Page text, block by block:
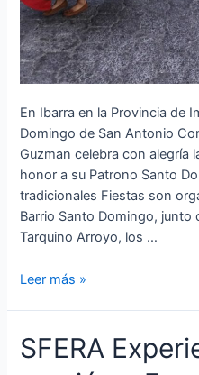
En Ibarra en la Provincia de
Domingo de San Antonio
Guzman celebra con alegría
honor a su Patrono Santo
tradicionales Fiestas son
Barrio Santo Domingo, junto
Tarquino Arroyo, los …
Leer más »
SFERA
SFERA
Experience